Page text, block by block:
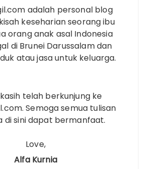
adalah personal blog
keseharian seorang ibu
orang anak asal Indonesia
di Brunei Darussalam dan
atau jasa untuk keluarga.
telah berkunjung ke
Semoga semua tulisan
di sini dapat bermanfaat.
Love,
Alfa Kurnia